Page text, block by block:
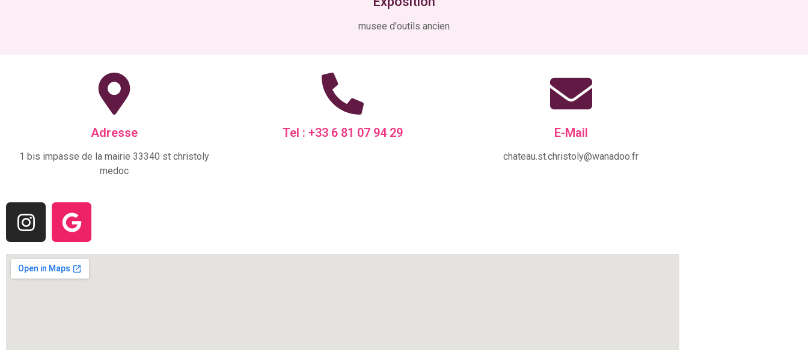
musee d'outils ancien
Adresse
1 bis impasse de la mairie 33340 st christoly
medoc
Tel : +33 6 81 07 94 29 E-Mail
chateau.st.christoly@wanadoo.fr